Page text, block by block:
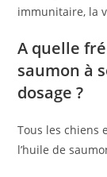
immunitaire, la
A quelle
saumon à
dosage ?
Tous les chiens
l’huile de